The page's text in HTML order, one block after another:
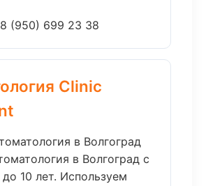
8 (950) 699 23 38
Clinic
в Волгоград
в Волгоград с
до 10 лет. Используем